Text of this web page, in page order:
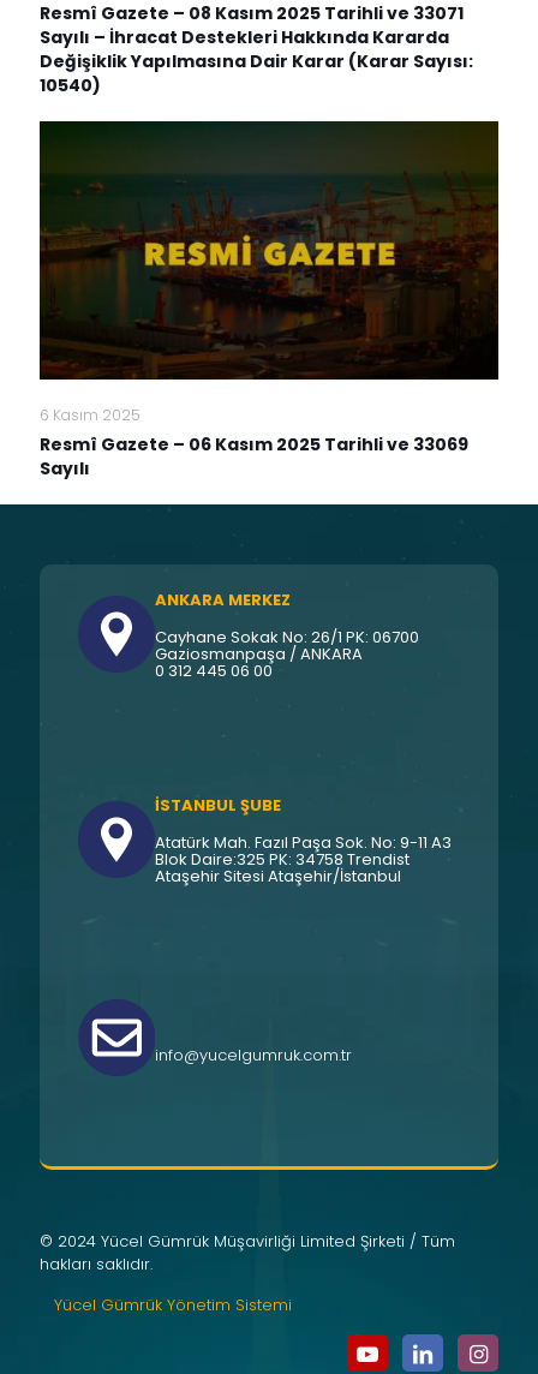
Resmî Gazete – 08 Kasım 2025 Tarihli ve 33071
Sayılı – İhracat Destekleri Hakkında Kararda
Değişiklik Yapılmasına Dair Karar (Karar Sayısı:
10540)
6 Kasım 2025
Resmî Gazete – 06 Kasım 2025 Tarihli ve 33069
Sayılı
ANKARA MERKEZ
Cayhane Sokak No: 26/1 PK: 06700
Gaziosmanpaşa / ANKARA
0 312 445 06 00
İSTANBUL ŞUBE
Atatürk Mah. Fazıl Paşa Sok. No: 9-11 A3
Blok Daire:325 PK: 34758 Trendist
Ataşehir Sitesi Ataşehir/İstanbul
info@yucelgumruk.com.tr
© 2024 Yücel Gümrük Müşavirliği Limited Şirketi / Tüm
hakları saklıdır.
Yücel Gümrük Yönetim Sistemi